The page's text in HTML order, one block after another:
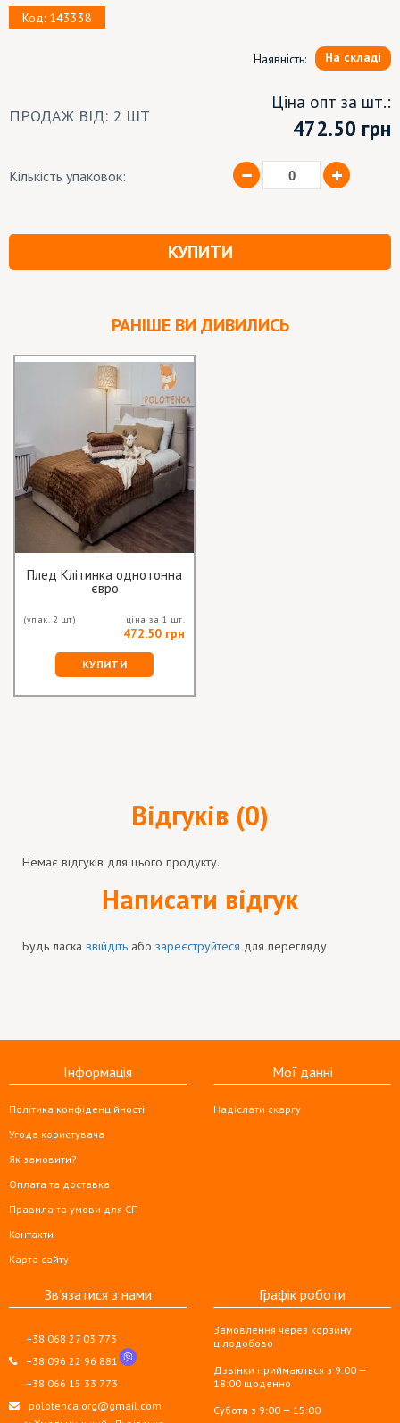
Код: 143338
Наявність: На складі
ПРОДАЖ ВІД: 2 ШТ
Ціна опт за шт.:
472.50 грн
Кількість упаковок:
КУПИТИ
РАНІШЕ ВИ ДИВИЛИСЬ
Плед Клітинка однотонна
євро
(упак. 2 шт) ціна за 1 шт.
472.50 грн
КУПИТИ
Відгуків (0)
Немає відгуків для цього продукту.
Написати відгук
Будь ласка ввійдіть або зареєструйтеся для перегляду
Інформація
Політика конфіденційності
Угода користувача
Як замовити?
Оплата та доставка
Правила та умови для СП
Контакти
Карта сайту
Мої данні
Надіслати скаргу
Зв'язатися з нами
+38 068 27 03 773
+38 096 22 96 881
+38 066 15 33 773
polotenca.org@gmail.com
Графік роботи
Замовлення через корзину
цілодобово
Дзвінки приймаються з 9:00 —
18:00 щоденно
Субота з 9:00 — 15:00